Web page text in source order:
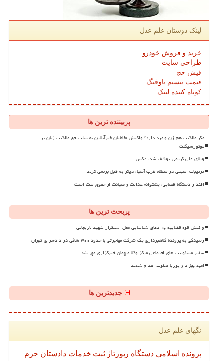
لینک دوستان علم عدل
خرید و فروش خودرو
طراحی سایت
فیش حج
قیمت بیسیم باوفنگ
کوتاه کننده لینک
پربیننده ترین ها
مگر مالکیت هم زن و مرد دارد؟ واکنش مخاطبان خبرآنلاین به سلب حق مالکیت زنان بر
موتورسیکلت
ویلای علی کریمی توقیف شد، عکس
ترتیبات امنیتی در منطقه غرب آسیا، دیگر به قبل برنمی گردد
اقتدار دستگاه قضایی، پشتوانه عدالت و صیانت از حقوق ملت است
پربحث ترین ها
واکنش قوه قضاییه به ادعای شناسایی محل استقرار شهید لاریجانی
رسیدگی به پرونده کلاهبرداری یک شرکت مهاجرتی با حدود ۳۰۰ شاکی در دادسرای تهران
سفیر مسئولیت های اجتماعی مرکز وکلا میهمان خبرگزاری مهر شد
امید بهزاد و پوریا صفوت اعدام شدند
جدیدترین ها
تگهای علم عدل
پرونده اسلامی دستگاه رپورتاژ ثبت خدمات دادستان جرم